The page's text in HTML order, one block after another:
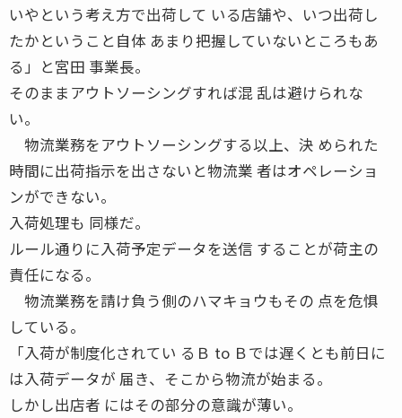
いやという考え方で出荷して いる店舗や、いつ出荷し
たかということ自体 あまり把握していないところもあ
る」と宮田 事業長。
そのままアウトソーシングすれば混 乱は避けられな
い。
物流業務をアウトソーシングする以上、決 められた
時間に出荷指示を出さないと物流業 者はオペレーショ
ンができない。
入荷処理も 同様だ。
ルール通りに入荷予定データを送信 することが荷主の
責任になる。
物流業務を請け負う側のハマキョウもその 点を危惧
している。
「入荷が制度化されてい るＢ to Ｂでは遅くとも前日に
は入荷データが 届き、そこから物流が始まる。
しかし出店者 にはその部分の意識が薄い。